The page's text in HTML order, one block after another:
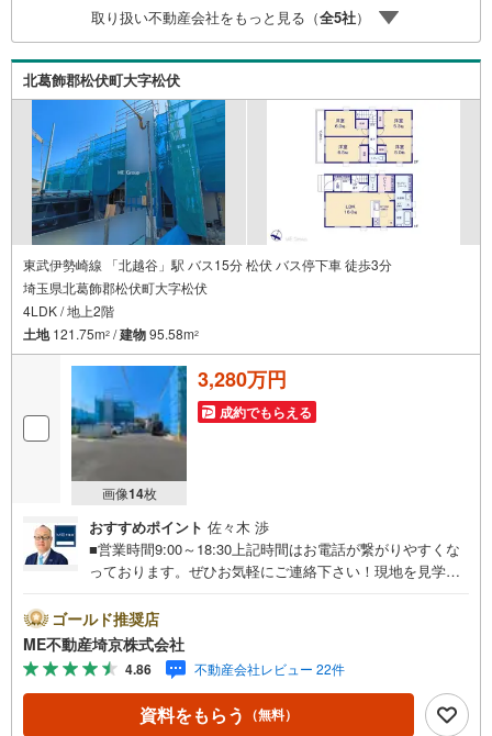
ーベッド完備3.他にもファミリーに優しい『あったら良い
な』がここにある！ミルク用浄水サーバー、紙おむつ、ア
メニティ、大型個室2部屋、各ブースモニター等
取り扱い不動産会社をもっと見る（全5社）
北葛飾郡松伏町大字松伏
東武伊勢崎線 「北越谷」駅 バス15分 松伏 バス停下車 徒歩3分
埼玉県北葛飾郡松伏町大字松伏
4LDK / 地上2階
土地121.75m2 /建物95.58m2
画像14枚
3,280万円
成約でもらえる
おすすめポイント 佐々木 渉
■営業時間9:00～18:30上記時間はお電話が繋がりやすくな
っております。ぜひお気軽にご連絡下さい！現地を見学さ
ご希望の日時をご記入いただけますとスムーズにご案内が
可能です。■ご来店特典1.ご見学、ご来店後にアンケート記
入でもれなく3、000円のQUOカードプレゼント（1組様1回
限り後日郵送）2.未公開の物件情報をご紹介3.不動産ご購
入、ご売却、太陽光発電システムご検討中のお客様、ご紹
介でもれなくQUOカード3、000円分プレゼント更にご紹介
ゴールド推奨店
ME不動産埼京株式会社
4.86 不動産会社レビュー 22件
資料をもらう （無料）